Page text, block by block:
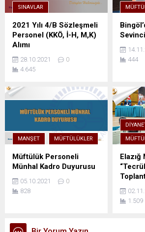
SINAVLAR
2021 Yılı 4/B Sözleşmeli
Personel (KKÖ, İ-H, M,K)
Alımı
28.10.2021
0
4.645
Sevinci
444
MANŞET MÜFTÜLÜKLER
Müftülük Personeli
Münhal Kadro Duyurusu
05.10.2021
0
828
Elazığ
1.509